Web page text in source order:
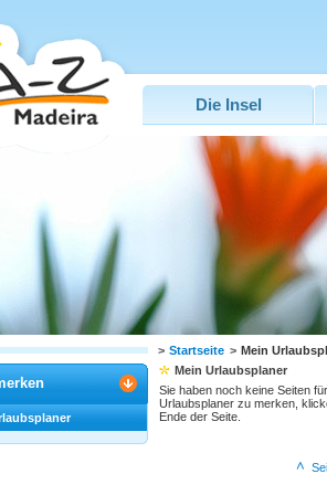
Die Insel
> Startseite > Mein
Mein Urlaubsplaner
Sie haben noch keine Seiten
Urlaubsplaner zu merken,
Ende der Seite.